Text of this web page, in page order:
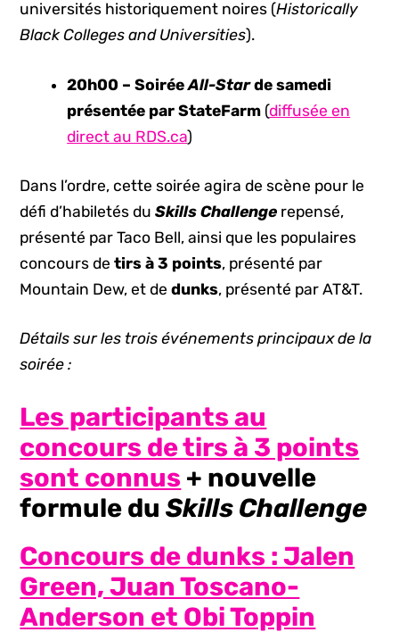
universités historiquement noires (Historically
Black Colleges and Universities).
20h00 – SoiréeAll-Starde samedi
présentée par StateFarm (diffusée en
direct au RDS.ca)
Dans l’ordre, cette soirée agira de scène pour le
défi d’habiletés duSkills Challenge repensé,
présenté par Taco Bell, ainsi que les populaires
concours detirs à 3 points, présenté par
Mountain Dew, et dedunks, présenté par AT&T.
Détails sur les trois événements principaux de la
soirée :
Les participants au
concours de tirs à 3 points
sont connus + nouvelle
formule duSkills Challenge
Concours de dunks : Jalen
Green, Juan Toscano-
Anderson et Obi Toppin